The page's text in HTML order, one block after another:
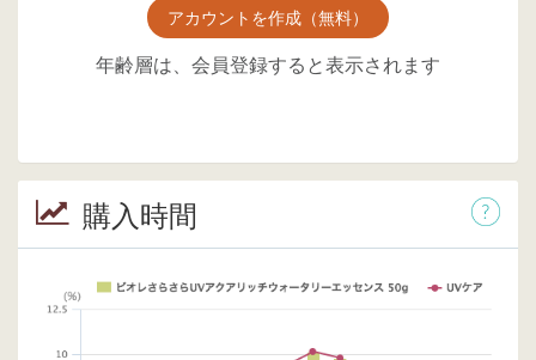
アカウントを作成（無料）
年齢層は、会員登録すると表示されます
購入時間